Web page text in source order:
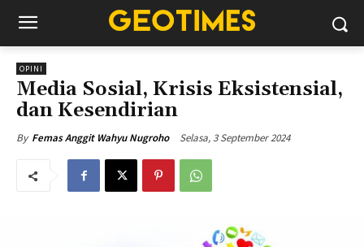
OPINI
Media Sosial, Krisis Eksistensial,
dan Kesendirian
By Femas Anggit Wahyu Nugroho Selasa, 3 September 2024